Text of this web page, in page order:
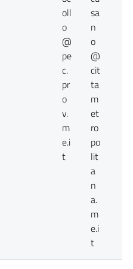
oll
o
@
pe
c.
pr
o
v.
m
e.i
t
sa
n
o
@
cit
ta
m
et
ro
po
lit
a
n
a.
m
e.i
t